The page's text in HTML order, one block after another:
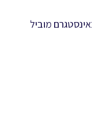
מוביל